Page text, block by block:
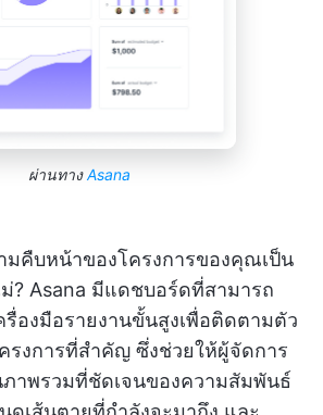
ผ่านทางAsana
มคืบหน้าของโครงการของคุณเป็น
ม่? Asana มีแดชบอร์ดที่สามารถ
รื่องมือรายงานขั้นสูงเพื่อติดตามตัว
รงการที่สำคัญ ซึ่งช่วยให้ผู้จัดการ
ภาพรวมที่ชัดเจนของความสัมพันธ์